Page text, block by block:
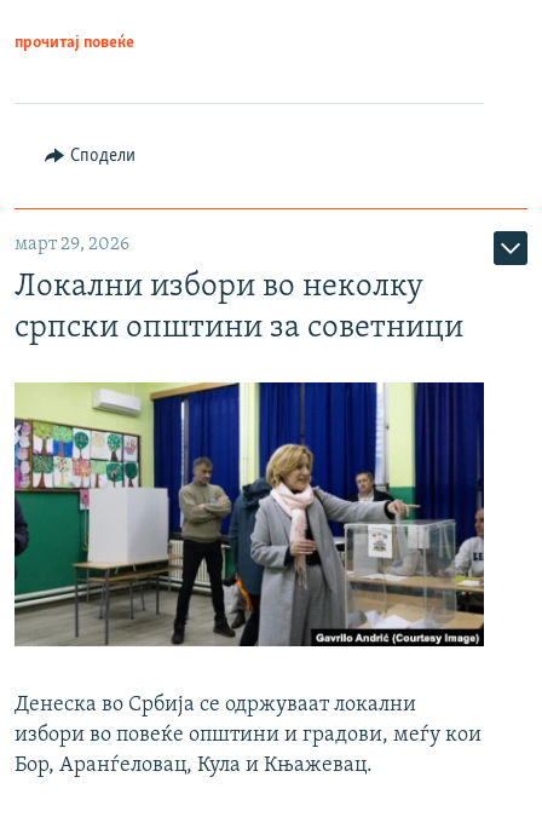
прочитај повеќе
Сподели
март 29, 2026
Локални избори во неколку
српски општини за советници
Денеска во Србија се одржуваат локални
избори во повеќе општини и градови, меѓу кои
Бор, Аранѓеловац, Кула и Књажевац.